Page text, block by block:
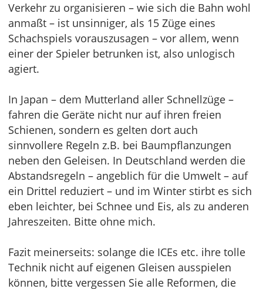
Verkehr zu organisieren – wie sich die Bahn wohl
anmaßt – ist unsinniger, als 15 Züge eines
Schachspiels vorauszusagen – vor allem, wenn
einer der Spieler betrunken ist, also unlogisch
agiert.
In Japan – dem Mutterland aller Schnellzüge –
fahren die Geräte nicht nur auf ihren freien
Schienen, sondern es gelten dort auch
sinnvollere Regeln z.B. bei Baumpflanzungen
neben den Geleisen. In Deutschland werden die
Abstandsregeln – angeblich für die Umwelt – auf
ein Drittel reduziert – und im Winter stirbt es sich
eben leichter, bei Schnee und Eis, als zu anderen
Jahreszeiten. Bitte ohne mich.
Fazit meinerseits: solange die ICEs etc. ihre tolle
Technik nicht auf eigenen Gleisen ausspielen
können, bitte vergessen Sie alle Reformen, die